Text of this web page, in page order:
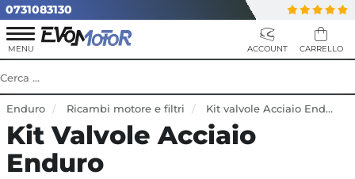
0731083130
Enduro Ricambi motore e filtri Kit valvole Acciaio Enduro
Kit Valvole Acciaio
Enduro